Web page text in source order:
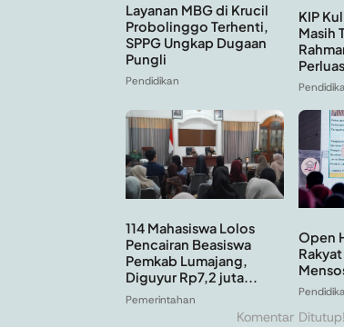
Layanan MBG di Krucil
Probolinggo Terhenti,
SPPG Ungkap Dugaan
Pungli
Pendidikan
KIP
Masih
114 Mahasiswa Lolos
Pencairan Beasiswa
Pemkab Lumajang,
Diguyur Rp7,2 juta...
Pemerintahan
Open
Komentar